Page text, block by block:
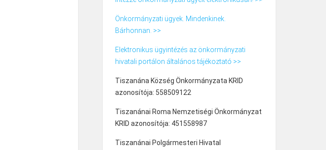
Önkormányzati ügyek. Mindenkinek.
Bárhonnan. >>
Elektronikus ügyintézés az önkormányzati
hivatali portálon általános tájékoztató >>
Tiszanána Község Önkormányzata KRID
azonosítója: 558509122
Tiszanánai Roma Nemzetiségi Önkormányzat
KRID azonosítója: 451558987
Tiszanánai Polgármesteri Hivatal